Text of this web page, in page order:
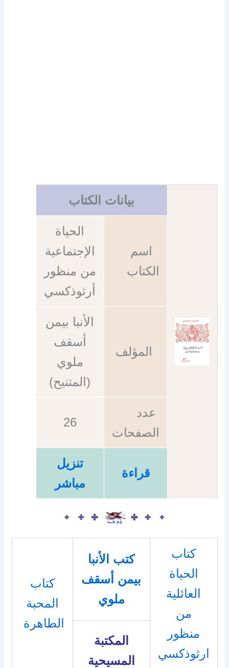
بيانات الكتاب
اسم
الكتاب
الحياة
الإجتماعية
من منظور
أرثوذكسي
المؤلف
الأنبا بيمن
أسقف
ملوي
(المتنيح)
عدد
الصفحات
26
قراءة
تنزيل
مباشر
كتاب
الحياة
العائلية
من
منظور
ارثوذكسي
كتب الأنبا
بيمن أسقف
ملوي
كتاب
المحبة
الطاهرة
المكتبة
المسيحية